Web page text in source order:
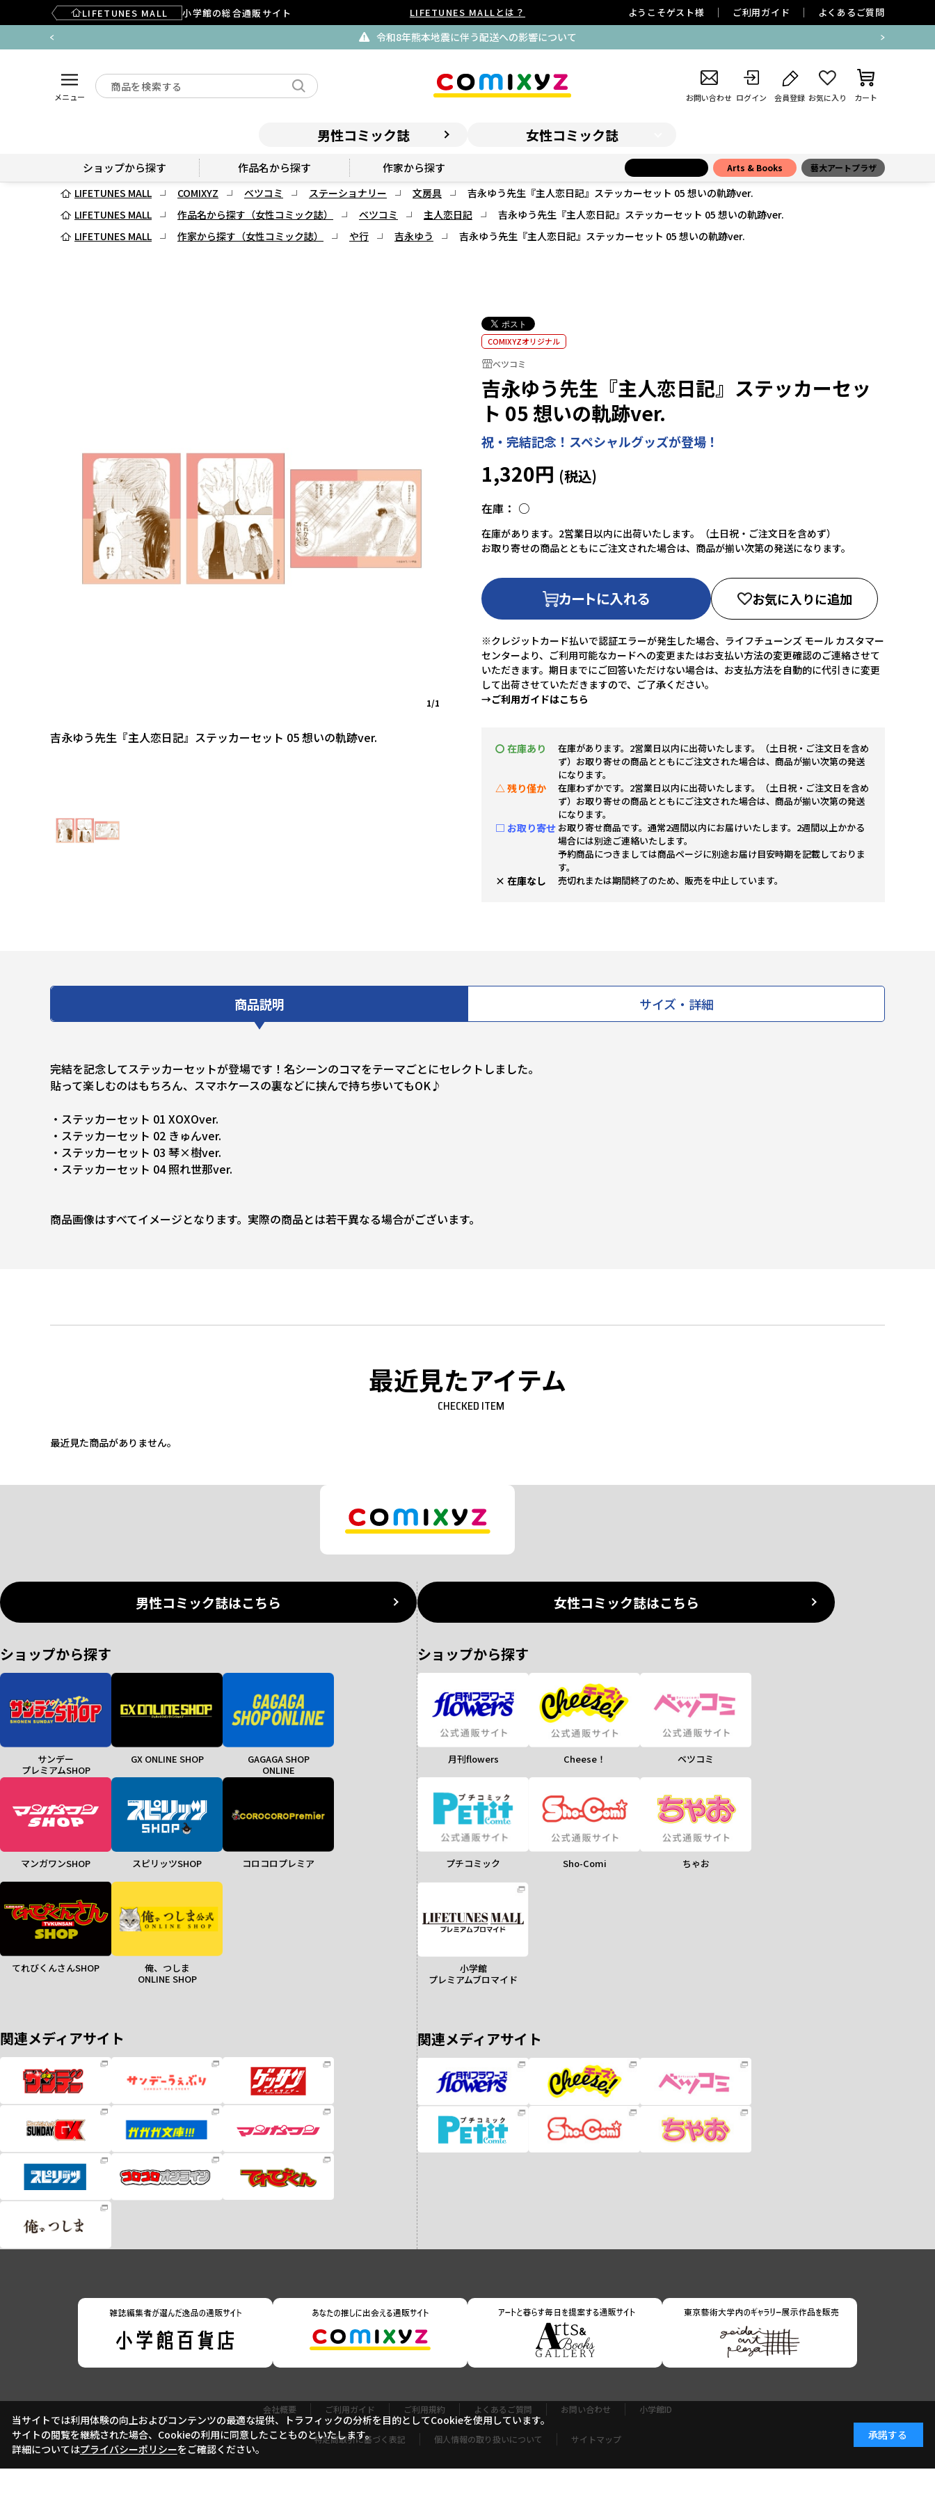
LIFETUNES MALL 小学館の総合通販サイト LIFETUNES MALLとは？ ようこそゲスト様 ご利用ガイド よくあるご質問
令和8年熊本地震に伴う配送への影響について
メニュー お問い合わせ ログイン 会員登録 お気に入り カート
男性コミック誌 女性コミック誌
ショップから探す 作品名から探す 作家から探す Arts & Books 藝大アートプラザ
LIFETUNES MALL COMIXYZ ベツコミ ステーショナリー 文房具
吉永ゆう先生『主人恋日記』ステッカーセット 05 想いの軌跡ver.
LIFETUNES MALL
作品名から探す（女性コミック誌） ベツコミ 主人恋日記
吉永ゆう先生『主人恋日記』ステッカーセット 05 想いの軌跡ver.
LIFETUNES MALL
作家から探す（女性コミック誌） や行 吉永ゆう 吉永ゆう先生『主人恋日記』ステッカーセット 05 想いの軌跡ver.
吉永ゆう先生『主人恋日記』ステッカーセット 05 想いの軌跡ver.
1/1
COMIXYZオリジナル
ベツコミ
吉永ゆう先生『主人恋日記』ステッカーセッ
ト 05 想いの軌跡ver.
祝・完結記念！スペシャルグッズが登場！
1,320円
在庫： ○
在庫があります。2営業日以内に出荷いたします。（土日祝・ご注文日を含めず）
お取り寄せの商品とともにご注文された場合は、商品が揃い次第の発送になります。
カートに入れる お気に入りに追加
※クレジットカード払いで認証エラーが発生した場合、ライフチューンズ モール カスタマー
センターより、ご利用可能なカードへの変更またはお支払い方法の変更確認のご連絡させて
いただきます。期日までにご回答いただけない場合は、お支払方法を自動的に代引きに変更
して出荷させていただきますので、ご了承ください。
→ご利用ガイドはこちら
〇 在庫あり
在庫があります。2営業日以内に出荷いたします。（土日祝・ご注文日を含め
ず）お取り寄せの商品とともにご注文された場合は、商品が揃い次第の発送
になります。
△ 残り僅か
在庫わずかです。2営業日以内に出荷いたします。（土日祝・ご注文日を含め
ず）お取り寄せの商品とともにご注文された場合は、商品が揃い次第の発送
になります。
□ お取り寄せ お取り寄せ商品です。通常2週間以内にお届けいたします。2週間以上かかる
場合には別途ご連絡いたします。
予約商品につきましては商品ページに別途お届け目安時期を記載しておりま
す。
× 在庫なし 売切れまたは期間終了のため、販売を中止しています。
商品説明 サイズ・詳細
完結を記念してステッカーセットが登場です！名シーンのコマをテーマごとにセレクトしました。
貼って楽しむのはもちろん、スマホケースの裏などに挟んで持ち歩いてもOK♪
・ステッカーセット 01 XOXOver.
・ステッカーセット 02 きゅんver.
・ステッカーセット 03 琴×樹ver.
・ステッカーセット 04 照れ世那ver.
商品画像はすべてイメージとなります。実際の商品とは若干異なる場合がございます。
最近見たアイテム
CHECKED ITEM
最近見た商品がありません。
男性コミック誌はこちら
ショップから探す
サンデー
プレミアムSHOP
GX ONLINE SHOP
GAGAGA SHOP
ONLINE
マンガワンSHOP スピリッツSHOP コロコロプレミア
てれびくんさんSHOP
俺、つしま
ONLINE SHOP
関連メディアサイト
女性コミック誌はこちら
ショップから探す
月刊flowers Cheese！ ベツコミ
プチコミック Sho-Comi ちゃお
小学館
プレミアムブロマイド
関連メディアサイト
会社概要 ご利用ガイド ご利用規約 よくあるご質問 お問い合わせ 小学館ID
特定商取引に基づく表記 個人情報の取り扱いについて サイトマップ
当サイトでは利用体験の向上およびコンテンツの最適な提供、トラフィックの分析を目的としてCookieを使用しています。
サイトの閲覧を継続された場合、Cookieの利用に同意したことものといたします。
詳細についてはプライバシーポリシーをご確認ください。
承諾する